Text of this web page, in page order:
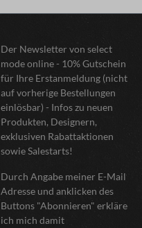
Der Newsletter von select
mode online - 10% Gutschein
für Ihre Erstanmeldung (nicht
auf vorherige Bestellungen
einlösbar) - Infos zu neuen
Produkten, Designern,
exklusiven Rabattaktionen
sowie Salestarts!
Durch Angabe meiner E-Mail
Adresse und anklicken des
Buttons "Abonnieren" erkläre
ich mich damit